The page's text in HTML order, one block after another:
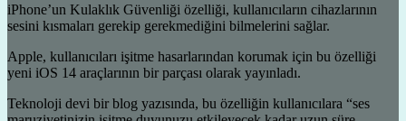
iPhone’un Kulaklık Güvenliği özelliği, kullanıcıların cihazlarının
sesini kısmaları gerekip gerekmediğini bilmelerini sağlar.
Apple, kullanıcıları işitme hasarlarından korumak için bu özelliği
yeni iOS 14 araçlarının bir parçası olarak yayınladı.
Teknoloji devi bir blog yazısında, bu özelliğin kullanıcılara “ses